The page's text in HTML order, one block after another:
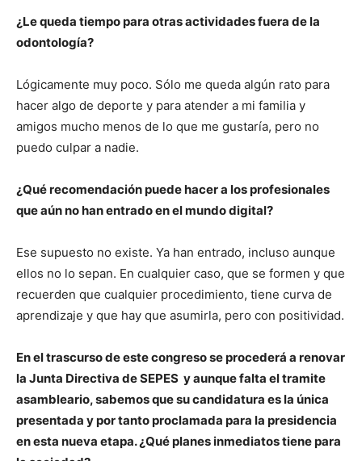
¿Le queda tiempo para otras actividades fuera de la
odontología?
Lógicamente muy poco. Sólo me queda algún rato para
hacer algo de deporte y para atender a mi familia y
amigos mucho menos de lo que me gustaría, pero no
puedo culpar a nadie.
¿Qué recomendación puede hacer a los profesionales
que aún no han entrado en el mundo digital?
Ese supuesto no existe. Ya han entrado, incluso aunque
ellos no lo sepan. En cualquier caso, que se formen y que
recuerden que cualquier procedimiento, tiene curva de
aprendizaje y que hay que asumirla, pero con positividad.
En el trascurso de este congreso se procederá a renovar
la Junta Directiva de SEPES y aunque falta el tramite
asambleario, sabemos que su candidatura es la única
presentada y por tanto proclamada para la presidencia
en esta nueva etapa. ¿Qué planes inmediatos tiene para